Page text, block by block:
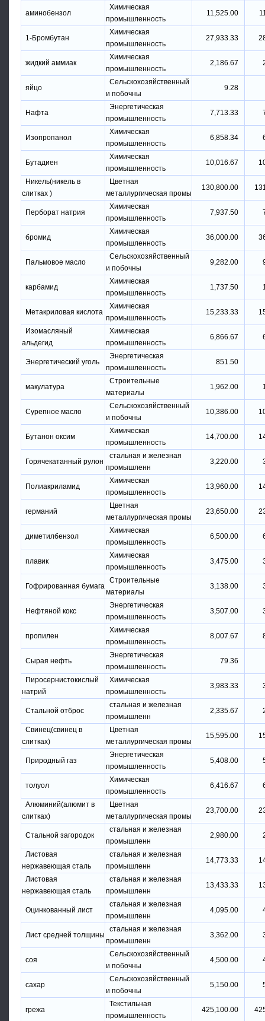
аминобензол
Химическая
промышленность
11,525.00
1-Бромбутан
Химическая
промышленность
27,933.33
жидкий аммиак
Химическая
промышленность
2,186.67
яйцо
Сельскохозяйственный
и побочны
9.28
Нафта
Энергетическая
промышленность
7,713.33
Изопропанол
Химическая
промышленность
6,858.34
Бутадиен
Химическая
промышленность
10,016.67
Никель(никель в
слитках )
Цветная
металлургическая промы
130,800.00
Перборат натрия
Химическая
промышленность
7,937.50
бромид
Химическая
промышленность
36,000.00
Пальмовое масло
Сельскохозяйственный
и побочны
9,282.00
карбамид
Химическая
промышленность
1,737.50
Метакриловая кислота
Химическая
промышленность
15,233.33
Изомасляный
альдегид
Химическая
промышленность
6,866.67
Энергетический уголь
Энергетическая
промышленность
851.50
макулатура
Строительные
материалы
1,962.00
Сурепное масло
Сельскохозяйственный
и побочны
10,386.00
Бутанон оксим
Химическая
промышленность
14,700.00
Горячекатанный рулон
стальная и железная
промышленн
3,220.00
Полиакриламид
Химическая
промышленность
13,960.00
германий
Цветная
металлургическая промы
23,650.00
диметилбензол
Химическая
промышленность
6,500.00
плавик
Химическая
промышленность
3,475.00
Гофрированная бумага
Строительные
материалы
3,138.00
Нефтяной кокс
Энергетическая
промышленность
3,507.00
пропилен
Химическая
промышленность
8,007.67
Сырая нефть
Энергетическая
промышленность
79.36
Пиросернистокислый
натрий
Химическая
промышленность
3,983.33
Стальной отброс
стальная и железная
промышленн
2,335.67
Свинец(свинец в
слитках)
Цветная
металлургическая промы
15,595.00
Природный газ
Энергетическая
промышленность
5,408.00
толуол
Химическая
промышленность
6,416.67
Алюминий(алюмит в
слитках)
Цветная
металлургическая промы
23,700.00
Стальной загородок
стальная и железная
промышленн
2,980.00
Листовая
нержавеющая сталь
стальная и железная
промышленн
14,773.33
Листовая
нержавеющая сталь
стальная и железная
промышленн
13,433.33
Оцинкованный лист
стальная и железная
промышленн
4,095.00
Лист средней толщины
стальная и железная
промышленн
3,362.00
соя
Сельскохозяйственный
и побочны
4,500.00
сахар
Сельскохозяйственный
и побочны
5,150.00
грежа
Текстильная
промышленность
425,100.00